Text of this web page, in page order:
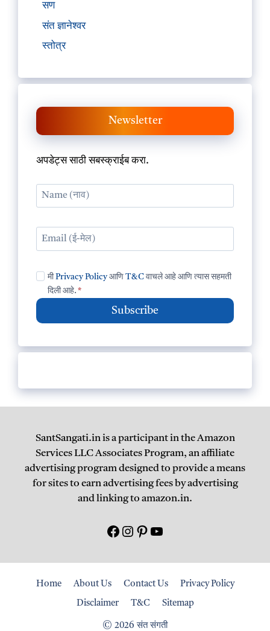
सण
संत ज्ञानेश्वर
स्तोत्र
Newsletter
अपडेट्स साठी सबस्क्राईब करा.
मीPrivacy PolicyआणिT&C वाचले आहे आणि त्यास सहमती
दिली आहे. *
Subscribe
SantSangati.in is a participant in the Amazon
Services LLC Associates Program, an affiliate
advertising program designed to provide a means
for sites to earn advertising fees by advertising
and linking to amazon.in.
Facebook
Instagram
Pinterest
युटयूब
Home About Us Contact Us Privacy Policy
Disclaimer T&C Sitemap
© 2026 संत संगती